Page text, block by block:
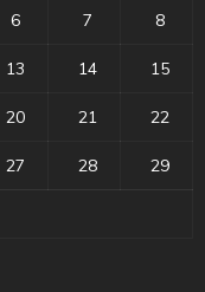
6 7 8
13 14 15
20 21 22
27 28 29